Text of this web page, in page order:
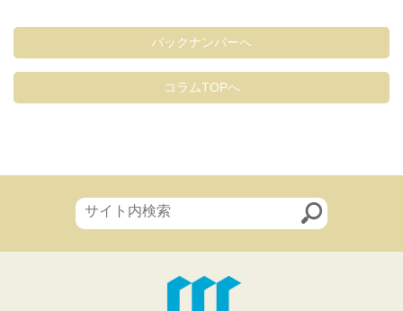
バックナンバーへ
コラムTOPへ